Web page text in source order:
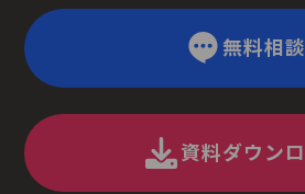
無料相談
資料ダウン